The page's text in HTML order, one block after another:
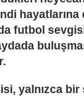
hayatlarına
futbol
yalnızca bir